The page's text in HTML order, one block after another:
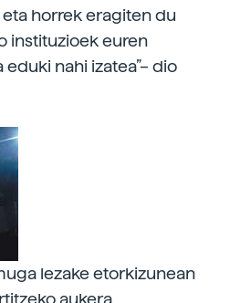
horrek eragiten du
instituzioek euren
nahi izatea”– dio
lezake etorkizunean
aukera.